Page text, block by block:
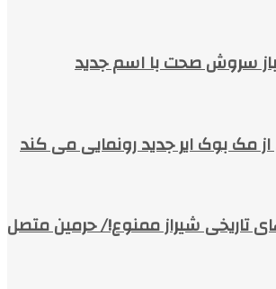
سروش صحت با اسم جدید
مک بوک ایر جدید رونمایی می کند
تاریخی شیراز ممنوع!/ حرمین متصل